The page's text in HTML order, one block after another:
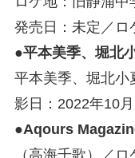
発売日：未定／ロ
●平本美季、堀北
平本美季、堀北小
影日：2022年10
●Aqours
（高海千歌）／